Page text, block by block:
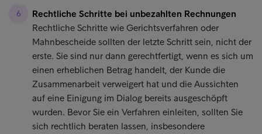
Rechtliche Schritte bei unbezahlten Rechnungen
Rechtliche Schritte wie Gerichtsverfahren oder
Mahnbescheide sollten der letzte Schritt sein, nicht der
erste. Sie sind nur dann gerechtfertigt, wenn es sich um
einen erheblichen Betrag handelt, der Kunde die
Zusammenarbeit verweigert hat und die Aussichten
auf eine Einigung im Dialog bereits ausgeschöpft
wurden. Bevor Sie ein Verfahren einleiten, sollten Sie
sich rechtlich beraten lassen, insbesondere